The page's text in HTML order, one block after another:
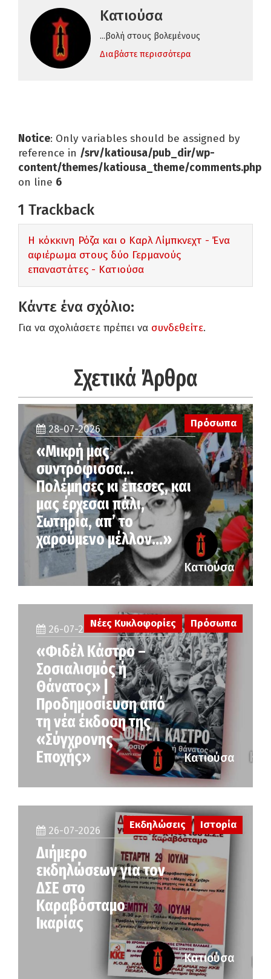
Κατιούσα
...βολή στους βολεμένους
Διαβάστε περισσότερα
Notice: Only variables should be assigned by
reference in /srv/katiousa/pub_dir/wp-
content/themes/katiousa_theme/comments.php
on line 6
1 Trackback
Η κόκκινη Ρόζα και ο Καρλ Λίμπκνεχτ - Ένα
αφιέρωμα στους δύο Γερμανούς
επαναστάτες - Κατιούσα
Κάντε ένα σχόλιο:
Για να σχολιάσετε πρέπει να συνδεθείτε.
Σχετικά Άρθρα
Πρόσωπα
28-07-2026
«Μικρή μας
συντρόφισσα…
Πολέμησες κι έπεσες, και
μας έρχεσαι πάλι,
Σωτηρία, απ’ το
χαρούμενο μέλλον…»
Κατιούσα
26-07-2026
«Φιδέλ Κάστρο –
Σοσιαλισμός ή
Θάνατος» |
Προδημοσίευση από
τη νέα έκδοση της
«Σύγχρονης
Εποχής»
Νέες Κυκλοφορίες Πρόσωπα
Κατιούσα
26-07-2026
Διήμερο
εκδηλώσεων για τον
ΔΣΕ στο
Καραβόσταμο
Ικαρίας
Εκδηλώσεις Ιστορία
Κατιούσα